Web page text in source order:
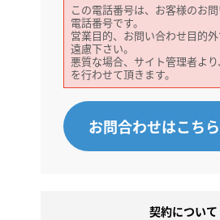
この電話番号は、お客様のお
電話番号です。
営業目的、お問い合わせ目的
遠慮下さい。
悪質な場合、サイト管理者よ
を行わせて頂きます。
お問合わせはこちら
契約について